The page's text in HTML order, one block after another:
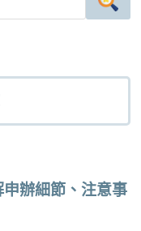
辦細節、注意事